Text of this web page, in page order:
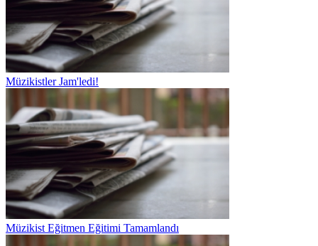
Müzikistler Jam'ledi!
Müzikist Eğitmen Eğitimi Tamamlandı